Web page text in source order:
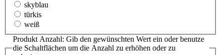
skyblau
türkis
weiß
Produkt Anzahl: Gib den gewünschten Wert ein oder benutze
die Schaltflächen um die Anzahl zu erhöhen oder zu